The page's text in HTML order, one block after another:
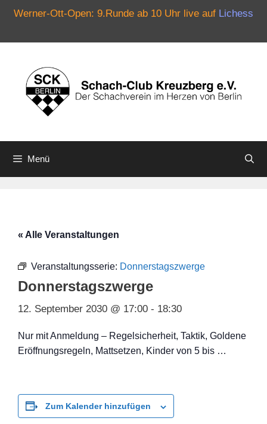
Werner-Ott-Open: 9.Runde ab 10 Uhr live auf Lichess
springen
Menü
« Alle Veranstaltungen
Veranstaltungsserie: Donnerstagszwerge
Donnerstagszwerge
12. September 2030 @ 17:00 - 18:30
Nur mit Anmeldung – Regelsicherheit, Taktik, Goldene
Eröffnungsregeln, Mattsetzen, Kinder von 5 bis …
Zum Kalender hinzufügen